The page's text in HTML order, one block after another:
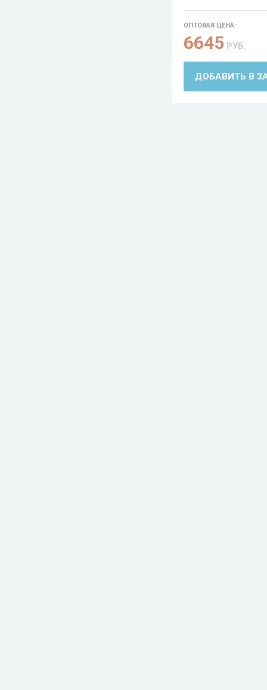
ОПТОВАЯ ЦЕНА:
6645 РУБ.
ДОБАВИТЬ В